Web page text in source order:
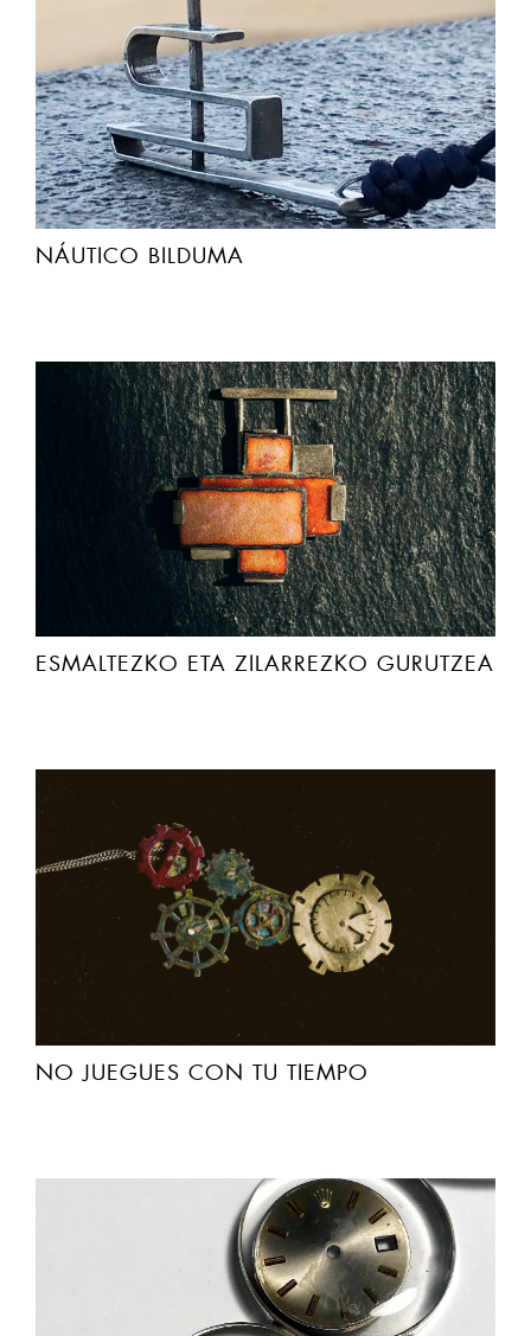
NÁUTICO BILDUMA
ESMALTEZKO ETA ZILARREZKO GURUTZEA
NO JUEGUES CON TU TIEMPO